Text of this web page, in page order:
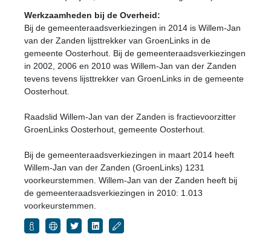
Werkzaamheden bij de Overheid:
Bij de gemeenteraadsverkiezingen in 2014 is Willem-Jan
van der Zanden lijsttrekker van GroenLinks in de
gemeente Oosterhout. Bij de gemeenteraadsverkiezingen
in 2002, 2006 en 2010 was Willem-Jan van der Zanden
tevens tevens lijsttrekker van GroenLinks in de gemeente
Oosterhout.
Raadslid Willem-Jan van der Zanden is fractievoorzitter
GroenLinks Oosterhout, gemeente Oosterhout.
Bij de gemeenteraadsverkiezingen in maart 2014 heeft
Willem-Jan van der Zanden (GroenLinks) 1231
voorkeurstemmen. Willem-Jan van der Zanden heeft bij
de gemeenteraadsverkiezingen in 2010: 1.013
voorkeurstemmen.